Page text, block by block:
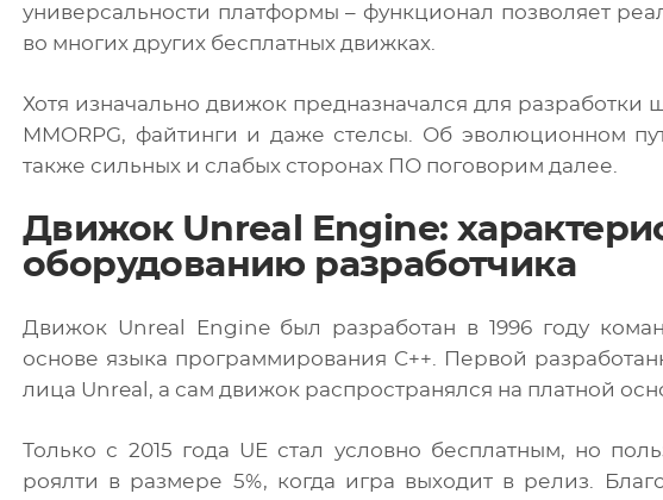
универсальности платформы – функционал позволяет
во многих других бесплатных движках.
Хотя изначально движок предназначался для разработки
MMORPG, файтинги и даже стелсы. Об эволюционном
также сильных и слабых сторонах ПО поговорим далее.
Движок Unreal Engine:
оборудованию разработчика
Движок Unreal Engine был разработан в 1996 году
основе языка программирования C++. Первой
лица Unreal, а сам движок распространялся на платной
Только с 2015 года UE стал условно бесплатным, но
роялти в размере 5%, когда игра выходит в релиз.